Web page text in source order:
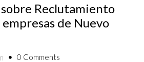
Reclutamiento
de Nuevo
0 Comments